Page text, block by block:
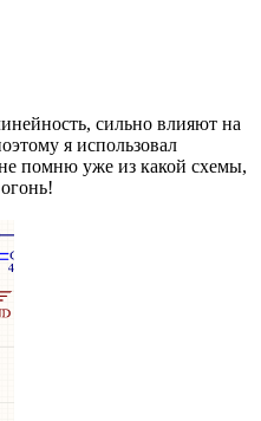
сильно влияют на
я использовал
помню уже из какой схемы,